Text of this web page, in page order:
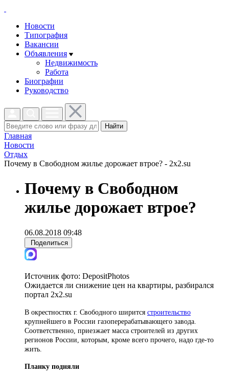
Новости
Типография
Вакансии
Объявления
Недвижимость
Работа
Биографии
Руководство
Найти
Главная
Новости
Отдых
Почему в Свободном жилье дорожает втрое? - 2x2.su
Почему в Свободном
жилье дорожает втрое?
06.08.2018 09:48
Поделиться
Источник фото: DepositPhotos
Ожидается ли снижение цен на квартиры, разбирался
портал 2x2.su
В окрестностях г. Свободного ширится строительство
крупнейшего в России газоперерабатывающего завода.
Соответственно, приезжает масса строителей из других
регионов России, которым, кроме всего прочего, надо где-то
жить.
Планку подняли